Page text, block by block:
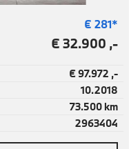
€ 281*
€ 32.900 ,-
€ 97.972 ,-
10.2018
73.500 km
2963404